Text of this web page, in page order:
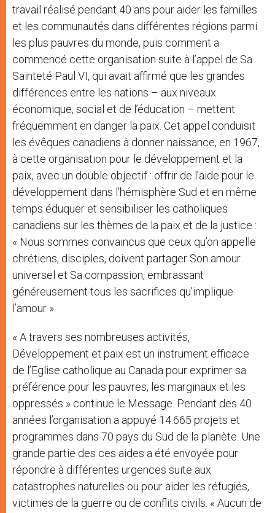
travail réalisé pendant 40 ans pour aider les familles
et les communautés dans différentes régions parmi
les plus pauvres du monde, puis comment a
commencé cette organisation suite à l’appel de Sa
Sainteté Paul VI, qui avait affirmé que les grandes
différences entre les nations – aux niveaux
économique, social et de l’éducation – mettent
fréquemment en danger la paix. Cet appel conduisit
les évêques canadiens à donner naissance, en 1967,
à cette organisation pour le développement et la
paix, avec un double objectif : offrir de l’aide pour le
développement dans l’hémisphère Sud et en même
temps éduquer et sensibiliser les catholiques
canadiens sur les thèmes de la paix et de la justice :
« Nous sommes convaincus que ceux qu’on appelle
chrétiens, disciples, doivent partager Son amour
universel et Sa compassion, embrassant
généreusement tous les sacrifices qu’implique
l’amour ».
« A travers ses nombreuses activités,
Développement et paix est un instrument efficace
de l’Eglise catholique au Canada pour exprimer sa
préférence pour les pauvres, les marginaux et les
oppressés » continue le Message. Pendant des 40
années l’organisation a appuyé 14.665 projets et
programmes dans 70 pays du Sud de la planète. Une
grande partie des ces aides a été envoyée pour
répondre à différentes urgences suite aux
catastrophes naturelles ou pour aider les réfugiés,
victimes de la guerre ou de conflits civils. « Aucun de